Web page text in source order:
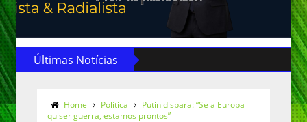
Últimas Notícias
Home Política
Putin dispara: “Se a Europa
quiser guerra, estamos prontos”